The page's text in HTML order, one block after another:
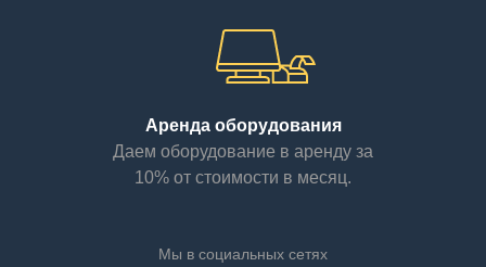
Аренда оборудования
Даем оборудование в аренду за
10% от стоимости в месяц.
Мы в социальных сетях